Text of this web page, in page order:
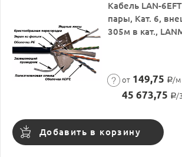
Кабель LAN-
пары, Кат. 6,
305м в кат.,
от 149,75 Р/м
45 673,75 Р/
Добавить в корзину